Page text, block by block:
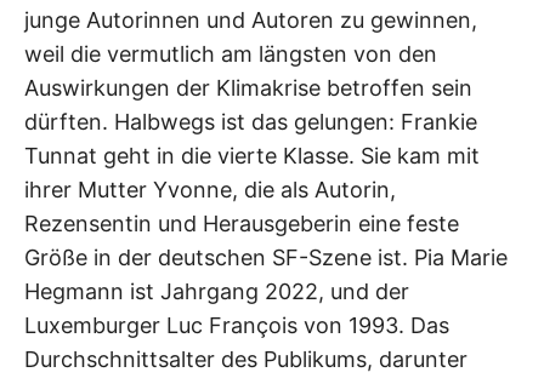
junge Autorinnen und Autoren zu gewinnen,
weil die vermutlich am längsten von den
Auswirkungen der Klimakrise betroffen sein
dürften. Halbwegs ist das gelungen: Frankie
Tunnat geht in die vierte Klasse. Sie kam mit
ihrer Mutter Yvonne, die als Autorin,
Rezensentin und Herausgeberin eine feste
Größe in der deutschen SF-Szene ist. Pia Marie
Hegmann ist Jahrgang 2022, und der
Luxemburger Luc François von 1993. Das
Durchschnittsalter des Publikums, darunter